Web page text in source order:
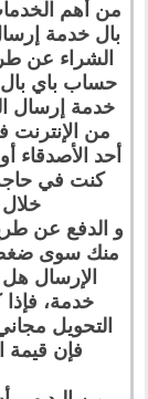
من أهم
بال خدمة
الشراء عن
حساب باي بال
خدمة إرسال
من الإنترنت
أحد الأصدقاء
كنت في
و الدفع عن
منك سوى
الإرسال
خدمة،
التحويل
فإن قيمة